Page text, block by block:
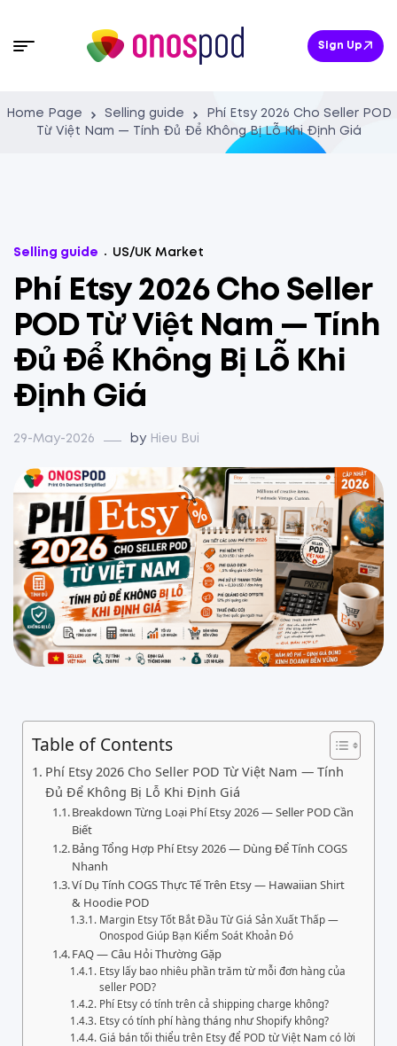
Sign Up
Home Page Selling guide
Phí Etsy 2026 Cho Seller POD
Từ Việt Nam — Tính Đủ Để Không Bị Lỗ Khi Định Giá
Selling guide US/UK Market
Phí Etsy 2026 Cho Seller
POD Từ Việt Nam — Tính
Đủ Để Không Bị Lỗ Khi
Định Giá
29-May-2026 by Hieu Bui
Table of Contents
Phí Etsy 2026 Cho Seller POD Từ Việt Nam — Tính
Đủ Để Không Bị Lỗ Khi Định Giá
Breakdown Từng Loại Phí Etsy 2026 — Seller POD Cần
Biết
Bảng Tổng Hợp Phí Etsy 2026 — Dùng Để Tính COGS
Nhanh
Ví Dụ Tính COGS Thực Tế Trên Etsy — Hawaiian Shirt
& Hoodie POD
Margin Etsy Tốt Bắt Đầu Từ Giá Sản Xuất Thấp —
Onospod Giúp Bạn Kiểm Soát Khoản Đó
FAQ — Câu Hỏi Thường Gặp
Etsy lấy bao nhiêu phần trăm từ mỗi đơn hàng của
seller POD?
Phí Etsy có tính trên cả shipping charge không?
Etsy có tính phí hàng tháng như Shopify không?
Giá bán tối thiểu trên Etsy để POD từ Việt Nam có lời